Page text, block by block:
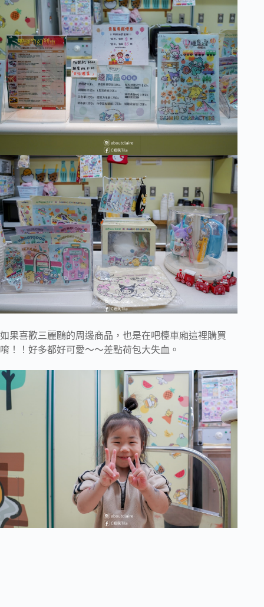
如果喜歡三麗鷗的周邊商品，也是在吧檯車廂這裡購買
唷！！好多都好可愛～～差點荷包大失血。